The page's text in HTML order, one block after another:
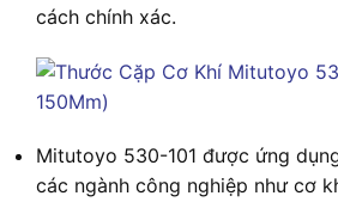
cách chính xác.
Mitutoyo 530-101 được ứng
các ngành công nghiệp như cơ